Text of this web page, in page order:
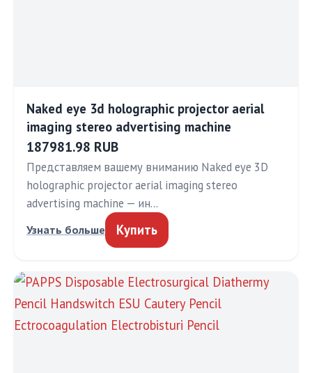
Naked eye 3d holographic projector aerial
imaging stereo advertising machine
187981.98 RUB
Представляем вашему вниманию Naked eye 3D
holographic projector aerial imaging stereo
advertising machine — ин…
Узнать больше Купить